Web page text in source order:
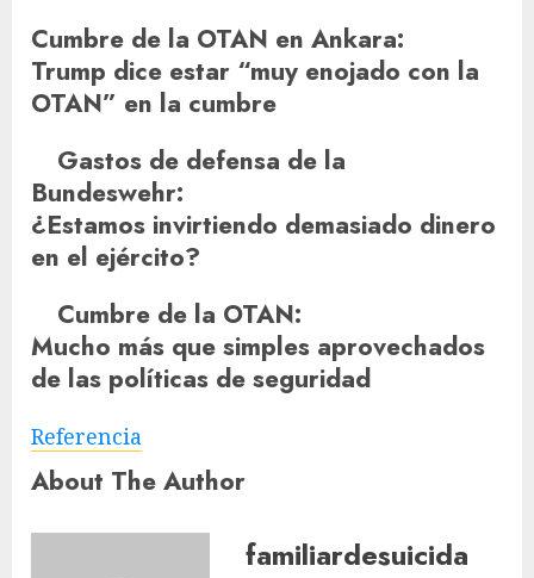
Cumbre de la OTAN en Ankara:
Trump dice estar “muy enojado con la
OTAN” en la cumbre
Gastos de defensa de la
Bundeswehr:
¿Estamos invirtiendo demasiado dinero
en el ejército?
Cumbre de la OTAN:
Mucho más que simples aprovechados
de las políticas de seguridad
Referencia
About The Author
familiardesuicida